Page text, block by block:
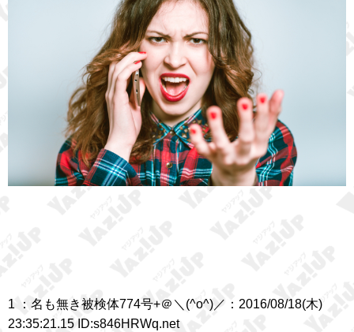
1 ：名も無き被検体774号+＠＼(^o^)／：2016/08/18(木)
23:35:21.15 ID:s846HRWq.net